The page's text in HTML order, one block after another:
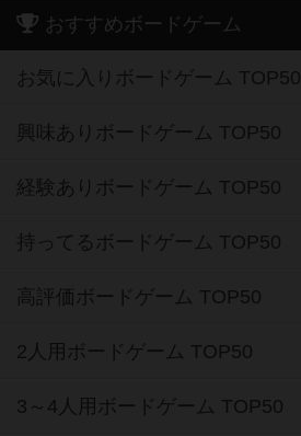
おすすめボードゲーム
お気に入りボードゲーム TOP50
興味ありボードゲーム TOP50
経験ありボードゲーム TOP50
持ってるボードゲーム TOP50
高評価ボードゲーム TOP50
2人用ボードゲーム TOP50
3～4人用ボードゲーム TOP50